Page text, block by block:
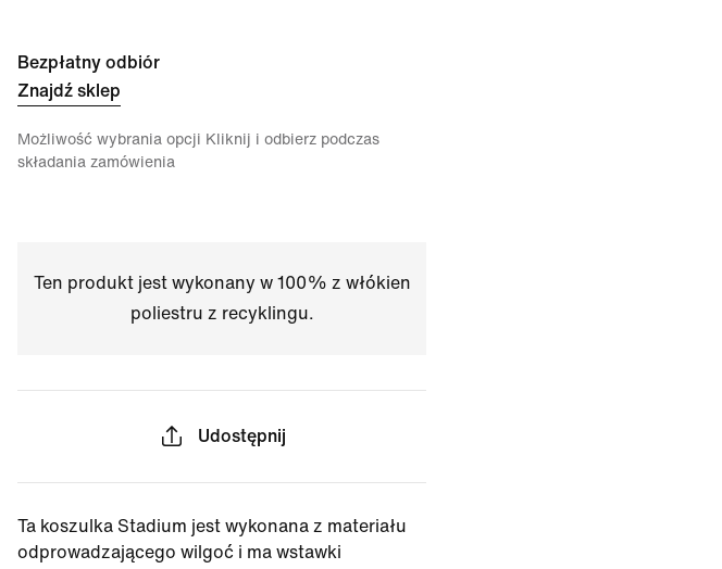
Bezpłatny odbiór
Znajdź sklep
Możliwość wybrania opcji Kliknij i odbierz podczas
składania zamówienia
Ten produkt jest wykonany w 100% z włókien
poliestru z recyklingu.
Udostępnij
Ta koszulka Stadium jest wykonana z materiału
odprowadzającego wilgoć i ma wstawki